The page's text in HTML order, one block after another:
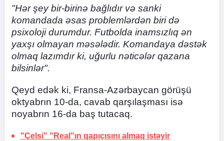
"Hər şey bir-birinə bağlıdır və sanki
komandada əsas problemlərdən biri də
psixoloji durumdur. Futbolda inamsızlıq ən
yaxşı olmayan məsələdir. Komandaya dəstək
olmaq lazımdır ki, uğurlu nəticələr qazana
bilsinlər".
Qeyd edək ki, Fransa-Azərbaycan görüşü
oktyabrın 10-da, cavab qarşılaşması isə
noyabrın 16-da baş tutacaq.
"Çelsi" "Real"ın qapıçısını almaq istəyir